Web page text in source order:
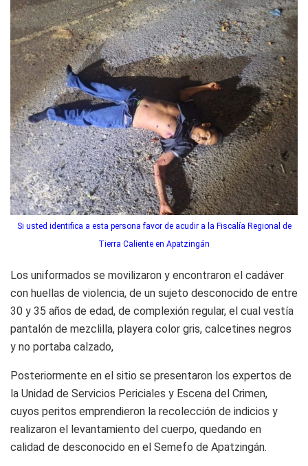
Si usted identifica a esta persona favor de acudir a la Fiscalía Regional de
Tierra Caliente en Apatzingán
Los uniformados se movilizaron y encontraron el cadáver
con huellas de violencia, de un sujeto desconocido de entre
30 y 35 años de edad, de complexión regular, el cual vestía
pantalón de mezclilla, playera color gris, calcetines negros
y no portaba calzado,
Posteriormente en el sitio se presentaron los expertos de
la Unidad de Servicios Periciales y Escena del Crimen,
cuyos peritos emprendieron la recolección de indicios y
realizaron el levantamiento del cuerpo, quedando en
calidad de desconocido en el Semefo de Apatzingán.